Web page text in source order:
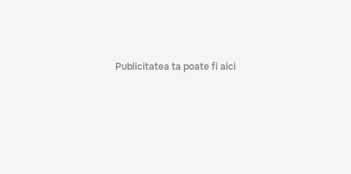
Publicitatea ta poate fi aici